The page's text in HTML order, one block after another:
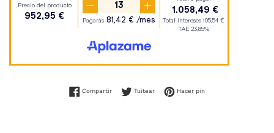
CompartirCompartir en Facebook
TuitearTuitear en Twitter
Hacer pinPinear en Pinterest